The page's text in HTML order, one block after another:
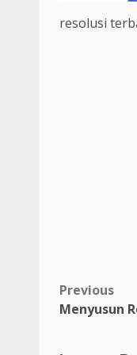
resolusi
Post
Previous
Menyusun